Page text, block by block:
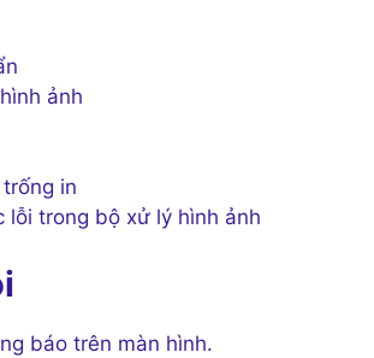
ảnh
in
lỗi trong bộ xử lý hình ảnh
báo trên màn hình.